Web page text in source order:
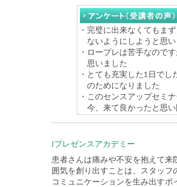
・ 完璧に出来なくてもま
ないようにしようと思
・ ロープレは苦手なので
思いました
・ とても充実した1日でし
のためになりました
・ このセンスアップセミ
今、来て良かったと思
Jプレゼンスアカデミー
患者さんは痛みや不安を抱えて
囲気を創り出すことは、スタッ
コミュニケーションを生み出すポ